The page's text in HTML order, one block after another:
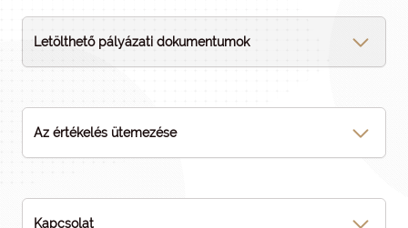
Letölthető pályázati dokumentumok
Az értékelés ütemezése
Kapcsolat